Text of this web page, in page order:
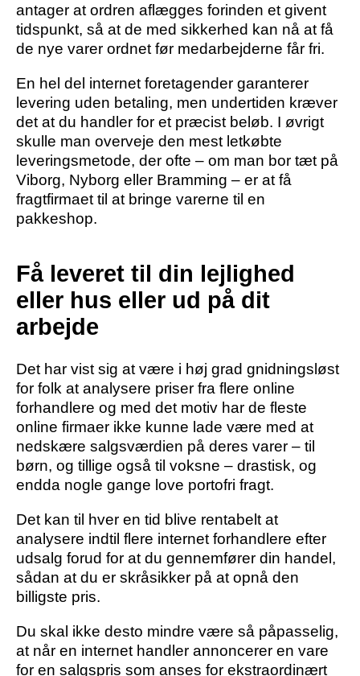
antager at ordren aflægges forinden et givent
tidspunkt, så at de med sikkerhed kan nå at få
de nye varer ordnet før medarbejderne får fri.
En hel del internet foretagender garanterer
levering uden betaling, men undertiden kræver
det at du handler for et præcist beløb. I øvrigt
skulle man overveje den mest letkøbte
leveringsmetode, der ofte – om man bor tæt på
Viborg, Nyborg eller Bramming – er at få
fragtfirmaet til at bringe varerne til en
pakkeshop.
Få leveret til din lejlighed
eller hus eller ud på dit
arbejde
Det har vist sig at være i høj grad gnidningsløst
for folk at analysere priser fra flere online
forhandlere og med det motiv har de fleste
online firmaer ikke kunne lade være med at
nedskære salgsværdien på deres varer – til
børn, og tillige også til voksne – drastisk, og
endda nogle gange love portofri fragt.
Det kan til hver en tid blive rentabelt at
analysere indtil flere internet forhandlere efter
udsalg forud for at du gennemfører din handel,
sådan at du er skråsikker på at opnå den
billigste pris.
Du skal ikke desto mindre være så påpasselig,
at når en internet handler annoncerer en vare
for en salgspris som anses for ekstraordinært